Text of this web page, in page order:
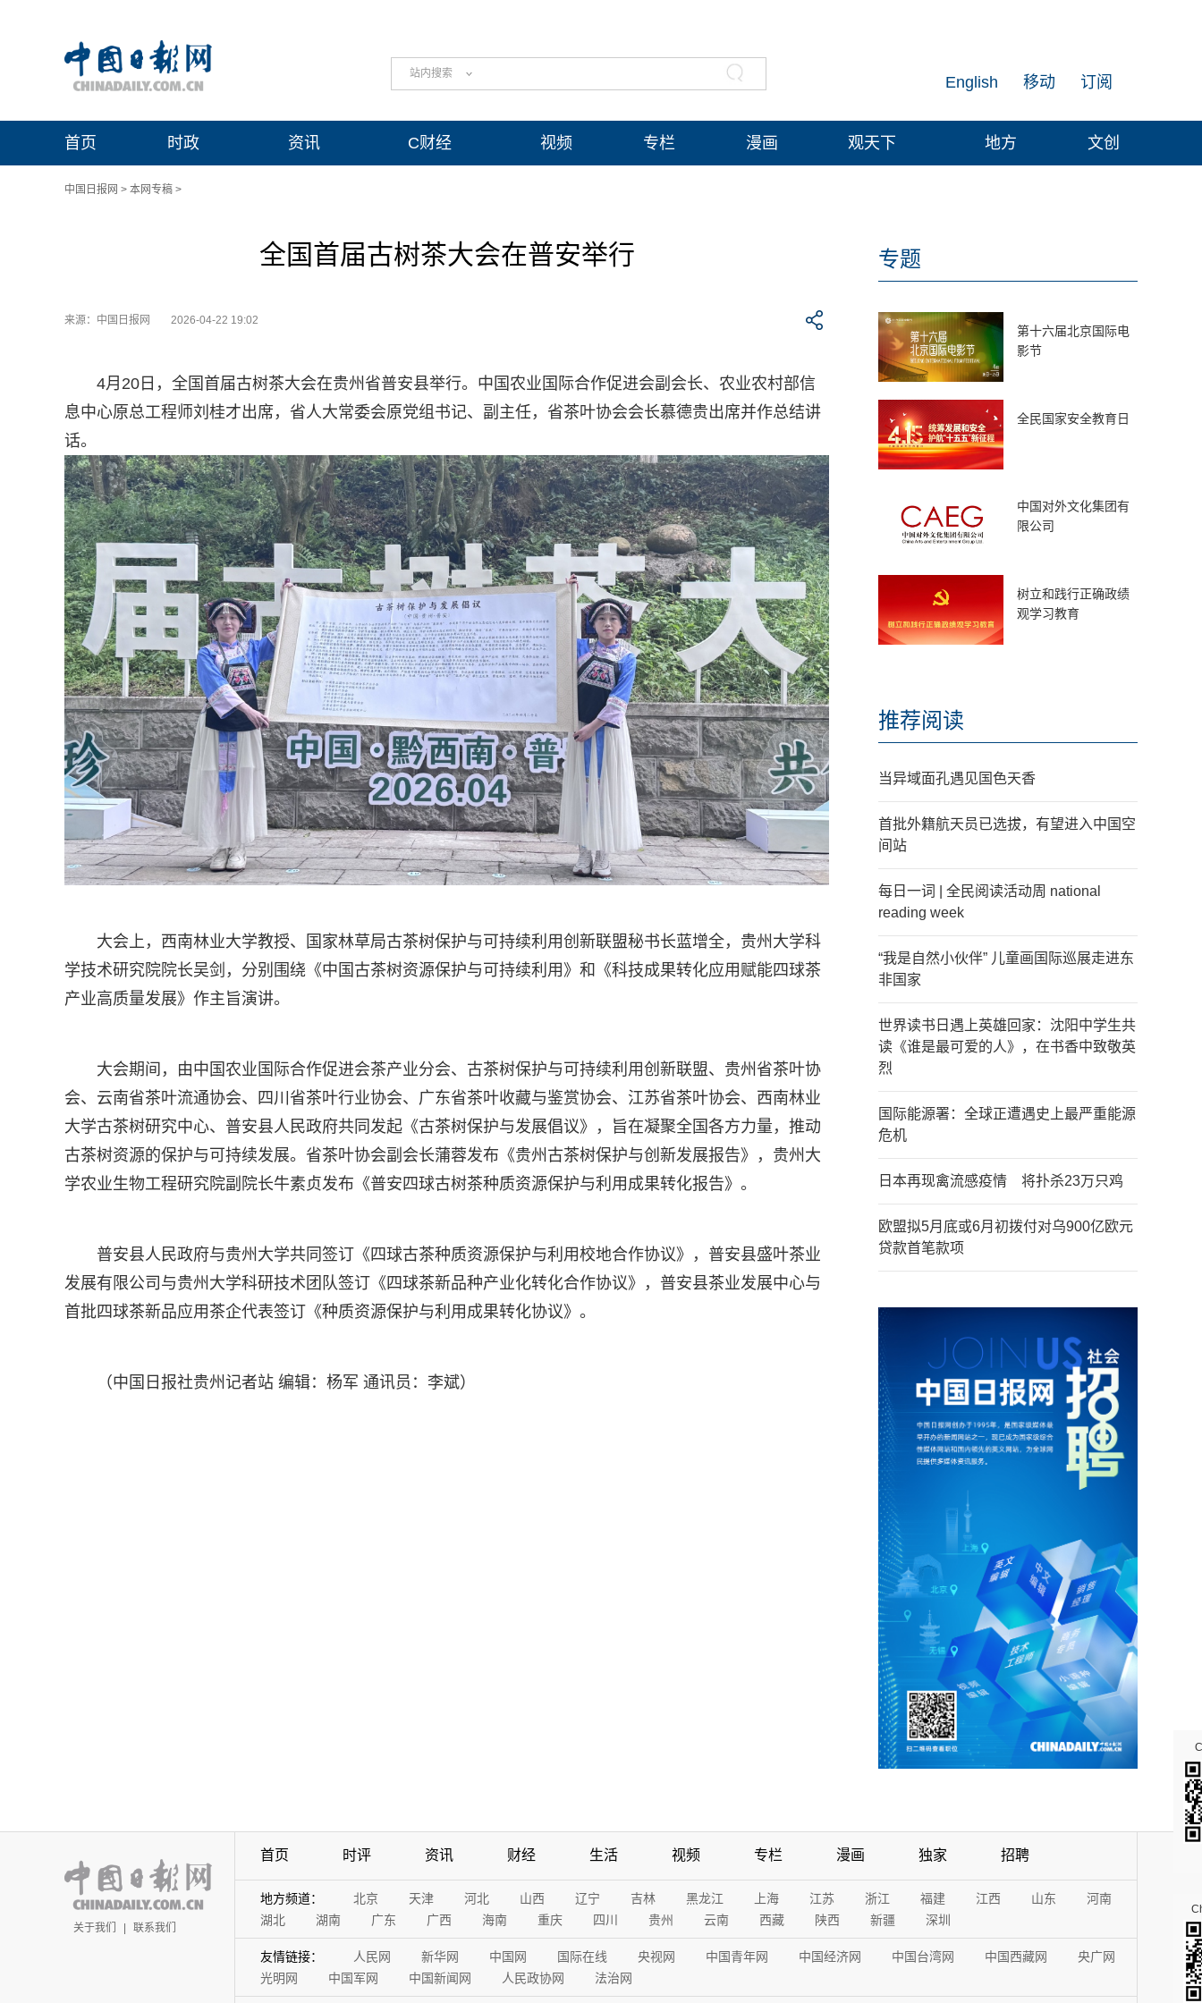
站内搜索 订阅
移动
English
首页 时政 资讯 C财经 视频 专栏 漫画 观天下 地方 文创
中国日报网 > 本网专稿 >
全国首届古树茶大会在普安举行
来源：中国日报网 2026-04-22 19:02
4月20日，全国首届古树茶大会在贵州省普安县举行。中国农业国际合作促进会副会长、农业农村部信
息中心原总工程师刘桂才出席，省人大常委会原党组书记、副主任，省茶叶协会会长慕德贵出席并作总结讲
话。
大会上，西南林业大学教授、国家林草局古茶树保护与可持续利用创新联盟秘书长蓝增全，贵州大学科
学技术研究院院长吴剑，分别围绕《中国古茶树资源保护与可持续利用》和《科技成果转化应用赋能四球茶
产业高质量发展》作主旨演讲。
大会期间，由中国农业国际合作促进会茶产业分会、古茶树保护与可持续利用创新联盟、贵州省茶叶协
会、云南省茶叶流通协会、四川省茶叶行业协会、广东省茶叶收藏与鉴赏协会、江苏省茶叶协会、西南林业
大学古茶树研究中心、普安县人民政府共同发起《古茶树保护与发展倡议》，旨在凝聚全国各方力量，推动
古茶树资源的保护与可持续发展。省茶叶协会副会长蒲蓉发布《贵州古茶树保护与创新发展报告》，贵州大
学农业生物工程研究院副院长牛素贞发布《普安四球古树茶种质资源保护与利用成果转化报告》。
普安县人民政府与贵州大学共同签订《四球古茶种质资源保护与利用校地合作协议》，普安县盛叶茶业
发展有限公司与贵州大学科研技术团队签订《四球茶新品种产业化转化合作协议》，普安县茶业发展中心与
首批四球茶新品应用茶企代表签订《种质资源保护与利用成果转化协议》。
（中国日报社贵州记者站 编辑：杨军 通讯员：李斌）
专题
第十六届北京国际电
影节
全民国家安全教育日
中国对外文化集团有
限公司
树立和践行正确政绩
观学习教育
推荐阅读
当异域面孔遇见国色天香
首批外籍航天员已选拔，有望进入中国空
间站
每日一词 | 全民阅读活动周 national
reading week
“我是自然小伙伴” 儿童画国际巡展走进东
非国家
世界读书日遇上英雄回家：沈阳中学生共
读《谁是最可爱的人》，在书香中致敬英
烈
国际能源署：全球正遭遇史上最严重能源
危机
日本再现禽流感疫情 将扑杀23万只鸡
欧盟拟5月底或6月初拨付对乌900亿欧元
贷款首笔款项
关于我们 | 联系我们
首页 时评 资讯 财经 生活 视频 专栏 漫画 独家 招聘
地方频道： 北京 天津 河北 山西 辽宁 吉林 黑龙江 上海 江苏 浙江 福建 江西 山东
河南
湖北
湖南 广东 广西 海南 重庆 四川 贵州 云南 西藏 陕西 新疆 深圳
友情链接： 人民网 新华网 中国网 国际在线 央视网 中国青年网 中国经济网 中国台湾网 中国西藏网
央广网
光明网
中国军网 中国新闻网 人民政协网 法治网